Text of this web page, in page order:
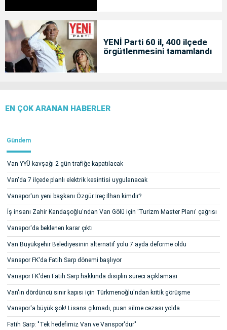
YENİ Parti 60 il, 400 ilçede
örgütlenmesini tamamlandı
EN ÇOK ARANAN HABERLER
Gündem
Van YYÜ kavşağı 2 gün trafiğe kapatılacak
Van'da 7 ilçede planlı elektrik kesintisi uygulanacak
Vanspor'un yeni başkanı Özgür İreç İlhan kimdir?
İş insanı Zahir Kandaşoğlu'ndan Van Gölü için 'Turizm Master Planı' çağrısı
Vanspor'da beklenen karar çıktı
Van Büyükşehir Belediyesinin alternatif yolu 7 ayda deforme oldu
Vanspor FK'da Fatih Sarp dönemi başlıyor
Vanspor FK'den Fatih Sarp hakkında disiplin süreci açıklaması
Van'ın dördüncü sınır kapısı için Türkmenoğlu'ndan kritik görüşme
Vanspor'a büyük şok! Lisans çıkmadı, puan silme cezası yolda
Fatih Sarp: "Tek hedefimiz Van ve Vanspor'dur"